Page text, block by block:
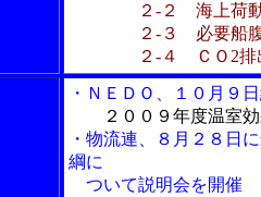
２‐２ 海上荷動き
２‐３ 必要船腹量(
２‐４ ＣＯ2排
・ＮＥＤＯ、１０月９
２００９年度温室
・物流連、８月２８日
綱に
ついて説明会を開催